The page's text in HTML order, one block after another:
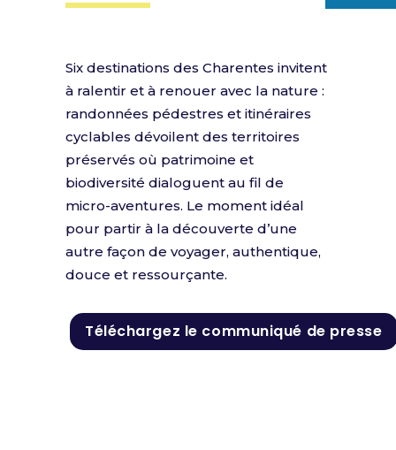
Six destinations des Charentes invitent
à ralentir et à renouer avec la nature :
randonnées pédestres et itinéraires
cyclables dévoilent des territoires
préservés où patrimoine et
biodiversité dialoguent au fil de
micro-aventures. Le moment idéal
pour partir à la découverte d’une
autre façon de voyager, authentique,
douce et ressourçante.
Téléchargez le communiqué de presse